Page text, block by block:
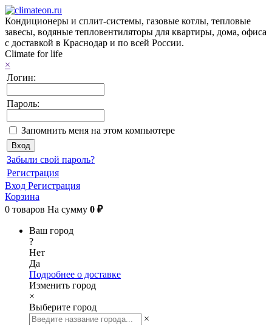
Кондиционеры и сплит-системы, газовые котлы, тепловые
завесы, водяные тепловентиляторы для квартиры, дома, офиса
с доставкой в Краснодар и по всей России.
Climate for life
×
Логин:
Пароль:
Запомнить меня на этом компьютере
Забыли свой пароль?
Регистрация
Вход Регистрация
Корзина
0 товаров На сумму 0 ₽
Ваш город
?
Нет
Да
Подробнее о доставке
Изменить город
×
Выберите город
×